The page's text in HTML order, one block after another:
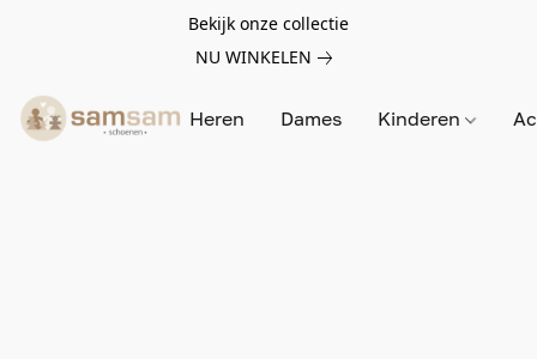
Bekijk onze collectie
NU WINKELEN
Heren Dames Kinderen